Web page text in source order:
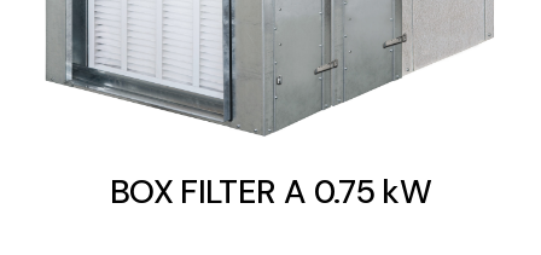
BOX FILTER A 0.75 kW